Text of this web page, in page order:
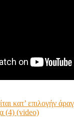
κατ’ επιλογήν
(4) (video)